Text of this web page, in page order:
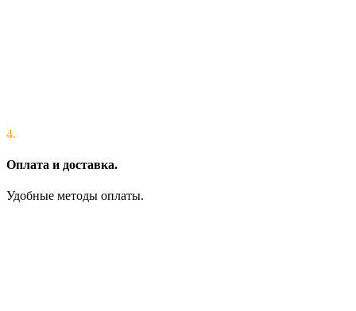
4.
Оплата и доставка.
Удобные методы оплаты.